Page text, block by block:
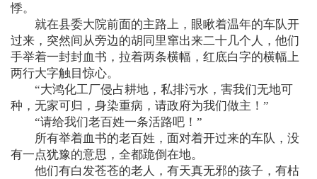
悸。
就在县委大院前面的主路上，眼瞅着温年的车队开
过来，突然间从旁边的胡同里窜出来二十几个人，他们
手举着一封封血书，拉着两条横幅，红底白字的横幅上
两行大字触目惊心。
“大鸿化工厂侵占耕地，私排污水，害我们无地可
种，无家可归，身染重病，请政府为我们做主！”
“请给我们老百姓一条活路吧！”
所有举着血书的老百姓，面对着开过来的车队，没
有一点犹豫的意思，全都跪倒在地。
他们有白发苍苍的老人，有天真无邪的孩子，有枯